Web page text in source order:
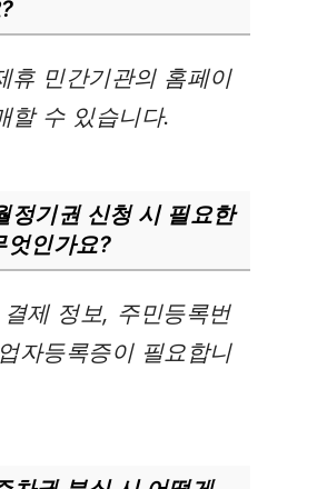
휴 민간기관의 홈페이
할 수 있습니다.
정기권 신청 시 필요한
엇인가요?
제 정보, 주민등록번
자등록증이 필요합니